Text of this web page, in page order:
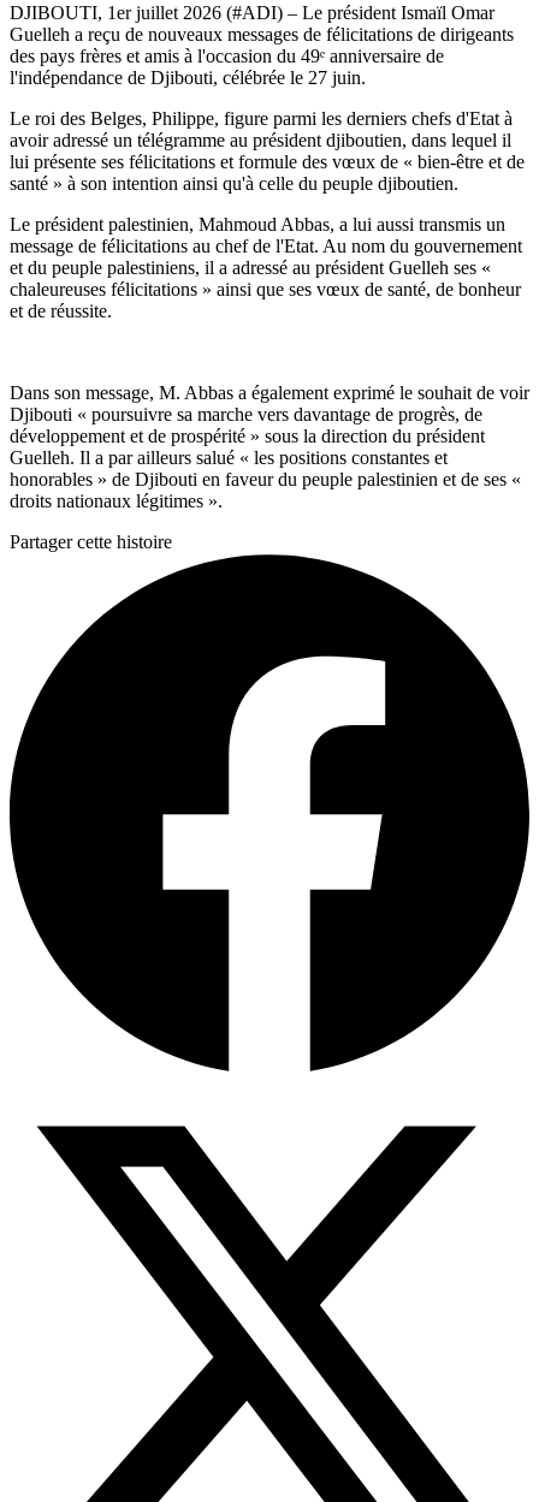
DJIBOUTI, 1er juillet 2026 (#ADI) – Le président Ismaïl Omar
Guelleh a reçu de nouveaux messages de félicitations de dirigeants
des pays frères et amis à l'occasion du 49ᵉ anniversaire de
l'indépendance de Djibouti, célébrée le 27 juin.
Le roi des Belges, Philippe, figure parmi les derniers chefs d'Etat à
avoir adressé un télégramme au président djiboutien, dans lequel il
lui présente ses félicitations et formule des vœux de « bien-être et de
santé » à son intention ainsi qu'à celle du peuple djiboutien.
Le président palestinien, Mahmoud Abbas, a lui aussi transmis un
message de félicitations au chef de l'Etat. Au nom du gouvernement
et du peuple palestiniens, il a adressé au président Guelleh ses «
chaleureuses félicitations » ainsi que ses vœux de santé, de bonheur
et de réussite.
Dans son message, M. Abbas a également exprimé le souhait de voir
Djibouti « poursuivre sa marche vers davantage de progrès, de
développement et de prospérité » sous la direction du président
Guelleh. Il a par ailleurs salué « les positions constantes et
honorables » de Djibouti en faveur du peuple palestinien et de ses «
droits nationaux légitimes ».
Partager cette histoire